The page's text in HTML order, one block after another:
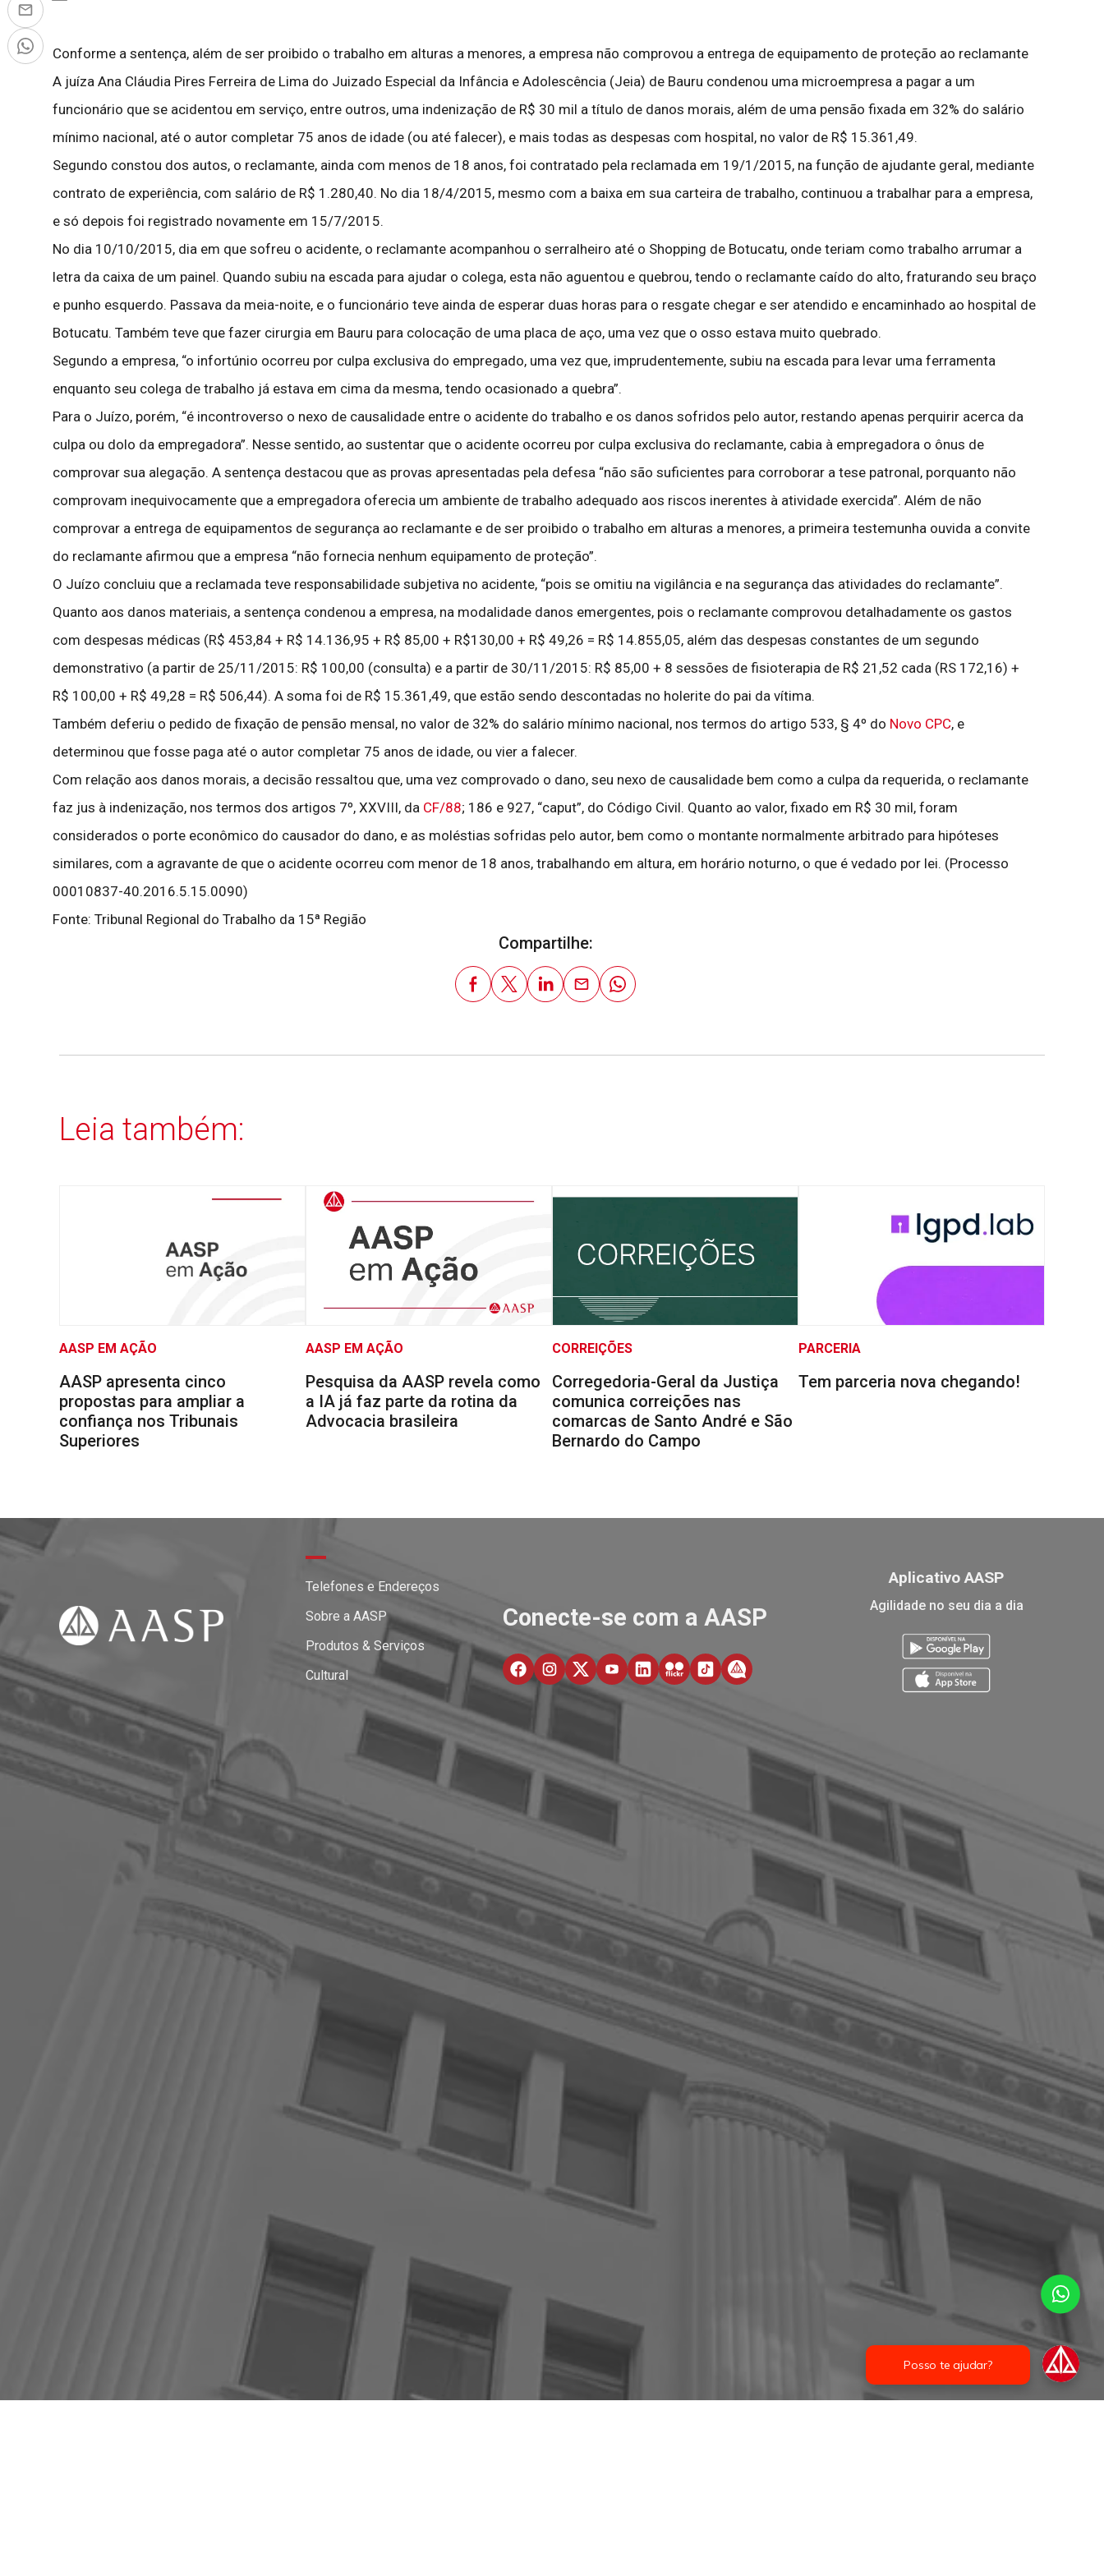
Conforme a sentença, além de ser proibido o trabalho em alturas a menores, a empresa não comprovou a entrega de equipamento de proteção ao reclamante
A juíza Ana Cláudia Pires Ferreira de Lima do Juizado Especial da Infância e Adolescência (Jeia) de Bauru condenou uma microempresa a pagar a um
funcionário que se acidentou em serviço, entre outros, uma indenização de R$ 30 mil a título de danos morais, além de uma pensão fixada em 32% do salário
mínimo nacional, até o autor completar 75 anos de idade (ou até falecer), e mais todas as despesas com hospital, no valor de R$ 15.361,49.
Segundo constou dos autos, o reclamante, ainda com menos de 18 anos, foi contratado pela reclamada em 19/1/2015, na função de ajudante geral, mediante
contrato de experiência, com salário de R$ 1.280,40. No dia 18/4/2015, mesmo com a baixa em sua carteira de trabalho, continuou a trabalhar para a empresa,
e só depois foi registrado novamente em 15/7/2015.
No dia 10/10/2015, dia em que sofreu o acidente, o reclamante acompanhou o serralheiro até o Shopping de Botucatu, onde teriam como trabalho arrumar a
letra da caixa de um painel. Quando subiu na escada para ajudar o colega, esta não aguentou e quebrou, tendo o reclamante caído do alto, fraturando seu braço
e punho esquerdo. Passava da meia-noite, e o funcionário teve ainda de esperar duas horas para o resgate chegar e ser atendido e encaminhado ao hospital de
Botucatu. Também teve que fazer cirurgia em Bauru para colocação de uma placa de aço, uma vez que o osso estava muito quebrado.
Segundo a empresa, “o infortúnio ocorreu por culpa exclusiva do empregado, uma vez que, imprudentemente, subiu na escada para levar uma ferramenta
enquanto seu colega de trabalho já estava em cima da mesma, tendo ocasionado a quebra”.
Para o Juízo, porém, “é incontroverso o nexo de causalidade entre o acidente do trabalho e os danos sofridos pelo autor, restando apenas perquirir acerca da
culpa ou dolo da empregadora”. Nesse sentido, ao sustentar que o acidente ocorreu por culpa exclusiva do reclamante, cabia à empregadora o ônus de
comprovar sua alegação. A sentença destacou que as provas apresentadas pela defesa “não são suficientes para corroborar a tese patronal, porquanto não
comprovam inequivocamente que a empregadora oferecia um ambiente de trabalho adequado aos riscos inerentes à atividade exercida”. Além de não
comprovar a entrega de equipamentos de segurança ao reclamante e de ser proibido o trabalho em alturas a menores, a primeira testemunha ouvida a convite
do reclamante afirmou que a empresa “não fornecia nenhum equipamento de proteção”.
O Juízo concluiu que a reclamada teve responsabilidade subjetiva no acidente, “pois se omitiu na vigilância e na segurança das atividades do reclamante”.
Quanto aos danos materiais, a sentença condenou a empresa, na modalidade danos emergentes, pois o reclamante comprovou detalhadamente os gastos
com despesas médicas (R$ 453,84 + R$ 14.136,95 + R$ 85,00 + R$130,00 + R$ 49,26 = R$ 14.855,05, além das despesas constantes de um segundo
demonstrativo (a partir de 25/11/2015: R$ 100,00 (consulta) e a partir de 30/11/2015: R$ 85,00 + 8 sessões de fisioterapia de R$ 21,52 cada (RS 172,16) +
R$ 100,00 + R$ 49,28 = R$ 506,44). A soma foi de R$ 15.361,49, que estão sendo descontadas no holerite do pai da vítima.
Também deferiu o pedido de fixação de pensão mensal, no valor de 32% do salário mínimo nacional, nos termos do artigo 533, § 4º do Novo CPC, e
determinou que fosse paga até o autor completar 75 anos de idade, ou vier a falecer.
Com relação aos danos morais, a decisão ressaltou que, uma vez comprovado o dano, seu nexo de causalidade bem como a culpa da requerida, o reclamante
faz jus à indenização, nos termos dos artigos 7º, XXVIII, da CF/88; 186 e 927, “caput”, do Código Civil. Quanto ao valor, fixado em R$ 30 mil, foram
considerados o porte econômico do causador do dano, e as moléstias sofridas pelo autor, bem como o montante normalmente arbitrado para hipóteses
similares, com a agravante de que o acidente ocorreu com menor de 18 anos, trabalhando em altura, em horário noturno, o que é vedado por lei. (Processo
00010837-40.2016.5.15.0090)
Fonte: Tribunal Regional do Trabalho da 15ª Região
Compartilhe:
Leia também:
AASP EM AÇÃO
AASP apresenta cinco
propostas para ampliar a
confiança nos Tribunais
Superiores
AASP EM AÇÃO
Pesquisa da AASP revela como
a IA já faz parte da rotina da
Advocacia brasileira
CORREIÇÕES
Corregedoria-Geral da Justiça
comunica correições nas
comarcas de Santo André e São
Bernardo do Campo
PARCERIA
Tem parceria nova chegando!
Telefones e Endereços
Sobre a AASP
Produtos & Serviços
Cultural
Conecte-se com a AASP
Aplicativo AASP
Agilidade no seu dia a dia